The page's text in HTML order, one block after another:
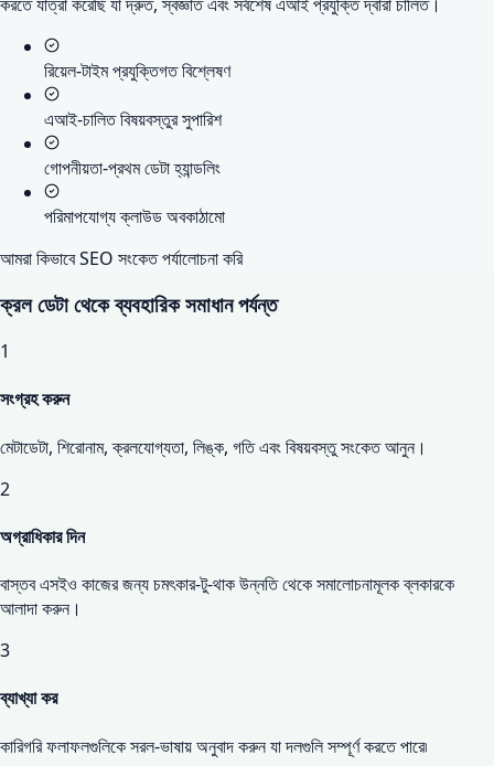
রিয়েল-টাইম প্রযুক্তিগত বিশ্লেষণ
এআই-চালিত বিষয়বস্তুর সুপারিশ
গোপনীয়তা-প্রথম ডেটা হ্যান্ডলিং
পরিমাপযোগ্য ক্লাউড অবকাঠামো
আমরা কিভাবে SEO সংকেত পর্যালোচনা করি
ক্রল ডেটা থেকে ব্যবহারিক সমাধান পর্যন্ত
1
সংগ্রহ করুন
মেটাডেটা, শিরোনাম, ক্রলযোগ্যতা, লিঙ্ক, গতি এবং বিষয়বস্তু সংকেত আনুন।
2
অগ্রাধিকার দিন
বাস্তব এসইও কাজের জন্য চমৎকার-টু-থাক উন্নতি থেকে সমালোচনামূলক ব্লকারকে
আলাদা করুন।
3
ব্যাখ্যা কর
কারিগরি ফলাফলগুলিকে সরল-ভাষায় অনুবাদ করুন যা দলগুলি সম্পূর্ণ করতে পারে৷